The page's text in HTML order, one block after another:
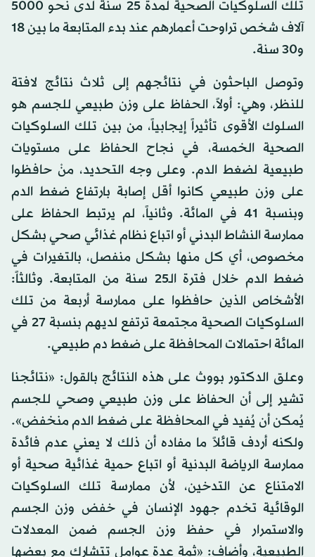
تلك السلوكيات الصحية لمدة 25 سنة لدى نحو 5000
آلاف شخص تراوحت أعمارهم عند بدء المتابعة ما بين 18
و30 سنة.
وتوصل الباحثون في نتائجهم إلى ثلاث نتائج لافتة
للنظر، وهي: أولاً، الحفاظ على وزن طبيعي للجسم هو
السلوك الأقوى تأثيراً إيجابياً، من بين تلك السلوكيات
الصحية الخمسة، في نجاح الحفاظ على مستويات
طبيعية لضغط الدم. وعلى وجه التحديد، منْ حافظوا
على وزن طبيعي كانوا أقل إصابة بارتفاع ضغط الدم
وبنسبة 41 في المائة. وثانياً، لم يرتبط الحفاظ على
ممارسة النشاط البدني أو اتباع نظام غذائي صحي بشكل
مخصوص، أي كل منها بشكل منفصل، بالتغيرات في
ضغط الدم خلال فترة الـ25 سنة من المتابعة. وثالثاً:
الأشخاص الذين حافظوا على ممارسة أربعة من تلك
السلوكيات الصحية مجتمعة ترتفع لديهم بنسبة 27 في
المائة احتمالات المحافظة على ضغط دم طبيعي.
وعلق الدكتور بووث على هذه النتائج بالقول: «نتائجنا
تشير إلى أن الحفاظ على وزن طبيعي وصحي للجسم
يُمكن أن يُفيد في المحافظة على ضغط الدم منخفض».
ولكنه أردف قائلاً ما مفاده أن ذلك لا يعني عدم فائدة
ممارسة الرياضة البدنية أو اتباع حمية غذائية صحية أو
الامتناع عن التدخين، لأن ممارسة تلك السلوكيات
الوقائية تخدم جهود الإنسان في خفض وزن الجسم
والاستمرار في حفظ وزن الجسم ضمن المعدلات
الطبيعية، وأضاف: «ثمة عدة عوامل تتشارك مع بعضها